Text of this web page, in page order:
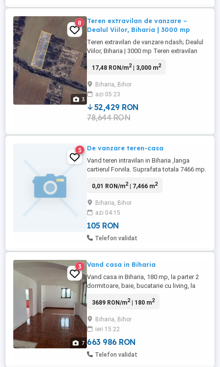
3
8
Teren extravilan de vanzare –
Dealul Viilor, Biharia | 3000 mp
Teren extravilan de vanzare ndash; Dealul
Viilor, Biharia | 3000 mp Teren extravilan
zona linistita, cu deschidere la drum
si drumul de legatura Biharia-Paleu.
Suprafata teren: 3000 mp Categorie:
Extravilan Acces: ...
17,48 RON/m2| 3,000 m2
Biharia, Bihor
azi 05:23
52,429 RON
78,644 RON
5 De vanzare teren-casa
Vand teren intravilan in Biharia ,langa
cartierul Forvila. Suprafata totala 7466 mp.
2500mp cu un front stradal de 18,60 m.
intravilan 1800 mp langa drumul de
ocolire( centura) la Biharia Pret 25 E mp
Utilitati ...
0,01 RON/m2| 7,466 m2
Biharia, Bihor
azi 04:15
105 RON
Telefon validat
7
3 Vand casa in Biharia
Vand casa in Biharia, 180 mp, la parter 2
dormitoare, baie, bucatarie cu living, la
casa construita in 2008.teren 1000 mp.
3689 RON/m2| 180 m2
Biharia, Bihor
ieri 15:22
663 986 RON
Telefon validat